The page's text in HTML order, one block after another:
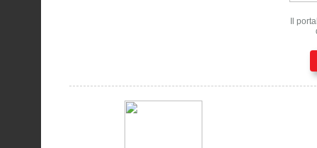
Il